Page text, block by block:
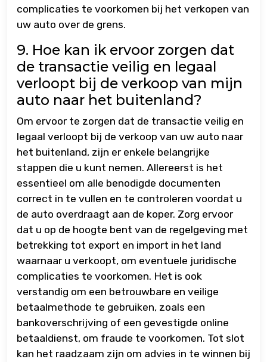
complicaties te voorkomen bij het verkopen van
uw auto over de grens.
9. Hoe kan ik ervoor zorgen dat
de transactie veilig en legaal
verloopt bij de verkoop van mijn
auto naar het buitenland?
Om ervoor te zorgen dat de transactie veilig en
legaal verloopt bij de verkoop van uw auto naar
het buitenland, zijn er enkele belangrijke
stappen die u kunt nemen. Allereerst is het
essentieel om alle benodigde documenten
correct in te vullen en te controleren voordat u
de auto overdraagt aan de koper. Zorg ervoor
dat u op de hoogte bent van de regelgeving met
betrekking tot export en import in het land
waarnaar u verkoopt, om eventuele juridische
complicaties te voorkomen. Het is ook
verstandig om een betrouwbare en veilige
betaalmethode te gebruiken, zoals een
bankoverschrijving of een gevestigde online
betaaldienst, om fraude te voorkomen. Tot slot
kan het raadzaam zijn om advies in te winnen bij